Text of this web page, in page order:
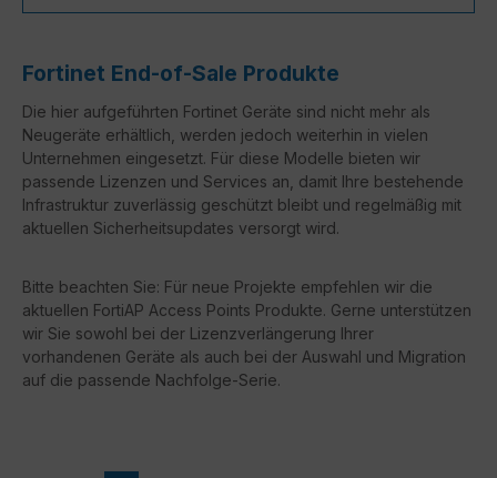
Fortinet End-of-Sale Produkte
Die hier aufgeführten Fortinet Geräte sind nicht mehr als
Neugeräte erhältlich, werden jedoch weiterhin in vielen
Unternehmen eingesetzt. Für diese Modelle bieten wir
passende Lizenzen und Services an, damit Ihre bestehende
Infrastruktur zuverlässig geschützt bleibt und regelmäßig mit
aktuellen Sicherheitsupdates versorgt wird.
Bitte beachten Sie: Für neue Projekte empfehlen wir die
aktuellen FortiAP Access Points Produkte. Gerne unterstützen
wir Sie sowohl bei der Lizenzverlängerung Ihrer
vorhandenen Geräte als auch bei der Auswahl und Migration
auf die passende Nachfolge-Serie.